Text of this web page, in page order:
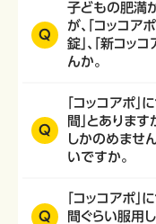
Q
子どもの肥満
が、「コッコア
錠」、「新コッ
んか。
Q
「コッコアポ
間」とありま
しかのめませ
いですか。
Q
「コッコアポ
間ぐらい服用